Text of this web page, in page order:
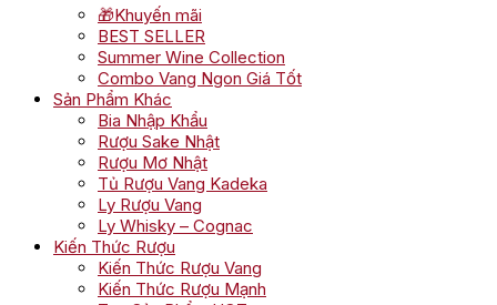
🎁Khuyến mãi
BEST SELLER
Summer Wine Collection
Combo Vang Ngon Giá Tốt
Sản Phẩm Khác
Bia Nhập Khẩu
Rượu Sake Nhật
Rượu Mơ Nhật
Tủ Rượu Vang Kadeka
Ly Rượu Vang
Ly Whisky – Cognac
Kiến Thức Rượu
Kiến Thức Rượu Vang
Kiến Thức Rượu Mạnh